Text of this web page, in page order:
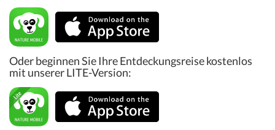
Oder beginnen Sie Ihre Entdeckungsreise kostenlos
mit unserer LITE-Version: